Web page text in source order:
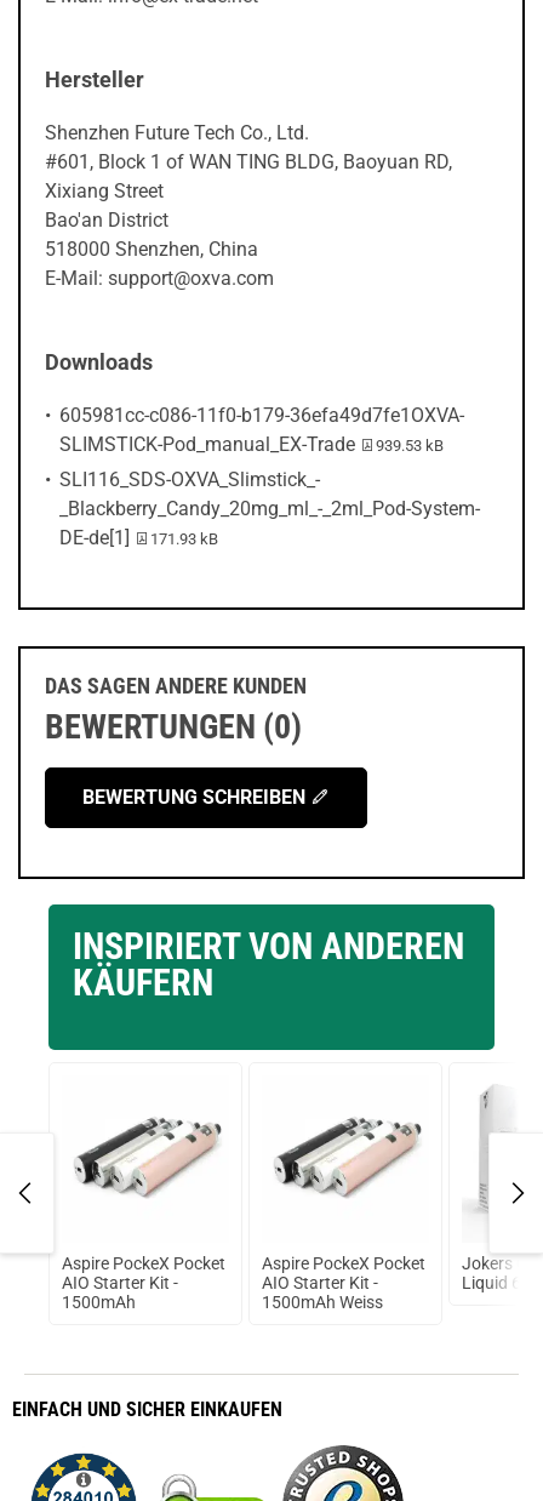
Hersteller
Shenzhen Future Tech Co., Ltd.
#601, Block 1 of WAN TING BLDG, Baoyuan RD,
Xixiang Street
Bao'an District
518000 Shenzhen, China
E-Mail: support@oxva.com
Downloads
605981cc-c086-11f0-b179-36efa49d7fe1OXVA-
SLIMSTICK-Pod_manual_EX-Trade
PDF-Datei:
939.53 kB
SLI116_SDS-OXVA_Slimstick_-
_Blackberry_Candy_20mg_ml_-_2ml_Pod-System-
DE-de[1]
PDF-Datei:
171.93 kB
DAS SAGEN ANDERE KUNDEN
BEWERTUNGEN (0)
BEWERTUNG SCHREIBEN
INSPIRIERT VON ANDEREN
KÄUFERN
Aspire PockeX Pocket
AIO Starter Kit -
1500mAh
Aspire PockeX Pocket
AIO Starter Kit -
1500mAh Weiss
Jokers
Liquid 6
EINFACH UND SICHER EINKAUFEN